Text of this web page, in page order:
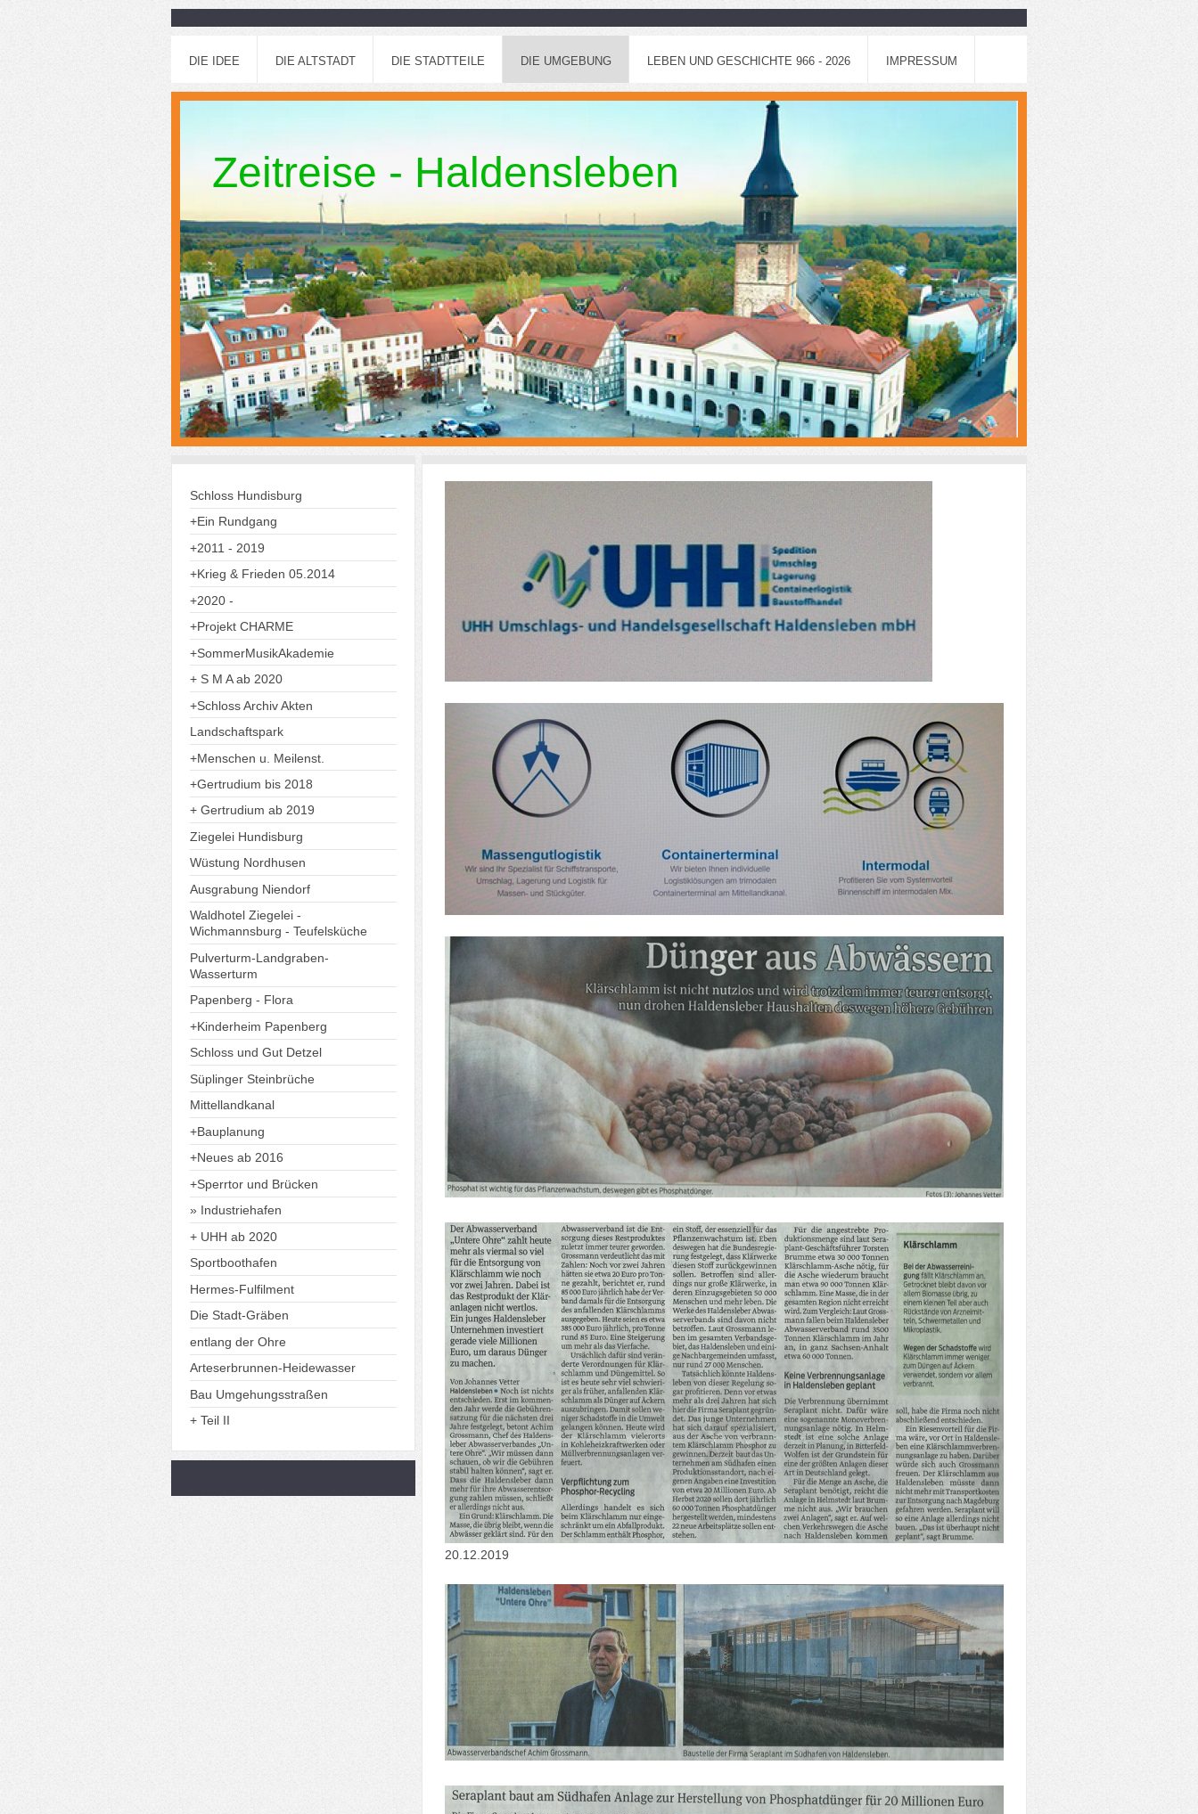
DIE IDEE DIE ALTSTADT DIE STADTTEILE DIE UMGEBUNG LEBEN UND GESCHICHTE 966 - 2026 IMPRESSUM
Zeitreise - Haldensleben
20.12.2019
Schloss Hundisburg
+Ein Rundgang
+2011 - 2019
+Krieg & Frieden 05.2014
+2020 -
+Projekt CHARME
+SommerMusikAkademie
+ S M A ab 2020
+Schloss Archiv Akten
Landschaftspark
+Menschen u. Meilenst.
+Gertrudium bis 2018
+ Gertrudium ab 2019
Ziegelei Hundisburg
Wüstung Nordhusen
Ausgrabung Niendorf
Waldhotel Ziegelei -
Wichmannsburg - Teufelsküche
Pulverturm-Landgraben-
Wasserturm
Papenberg - Flora
+Kinderheim Papenberg
Schloss und Gut Detzel
Süplinger Steinbrüche
Mittellandkanal
+Bauplanung
+Neues ab 2016
+Sperrtor und Brücken
Industriehafen
+ UHH ab 2020
Sportboothafen
Hermes-Fulfilment
Die Stadt-Gräben
entlang der Ohre
Arteserbrunnen-Heidewasser
Bau Umgehungsstraßen
+ Teil II